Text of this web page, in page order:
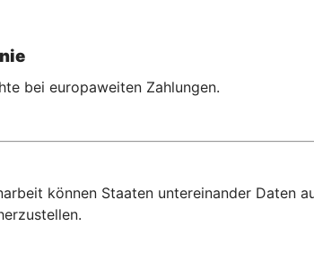
bei europaweiten Zahlungen.
können Staaten untereinander Daten